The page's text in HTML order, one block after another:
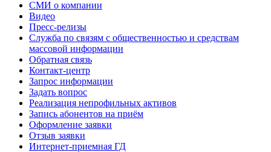
СМИ о компании
Видео
Пресс-релизы
Служба по связям с общественностью и средствам
массовой информации
Обратная связь
Контакт-центр
Запрос информации
Задать вопрос
Реализация непрофильных активов
Запись абонентов на приём
Оформление заявки
Отзыв заявки
Интернет-приемная ГД